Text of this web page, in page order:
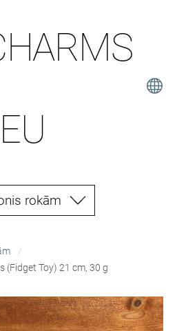
rokām
(Fidget Toy) 21 cm, 30 g